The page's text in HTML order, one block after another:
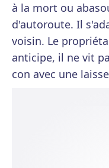
à la mort ou
d'autoroute. Il
voisin. Le
anticipe, il ne vit
con avec une